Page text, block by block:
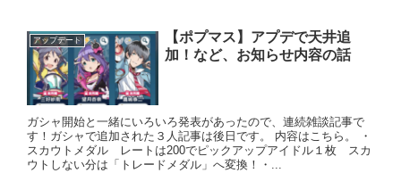
アップデート
【ポプマス】アプデで天井追
加！など、お知らせ内容の話
ガシャ開始と一緒にいろいろ発表があったので、連続雑談記事で
す！ガシャで追加された３人記事は後日です。 内容はこちら。 ・
スカウトメダル レートは200でピックアップアイドル１枚 スカ
ウトしない分は「トレードメダル」へ変換！・...